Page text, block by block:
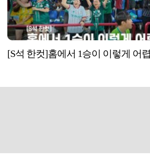
[S석 한컷]홈에서 1승이 이렇게 어